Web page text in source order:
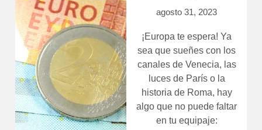
agosto 31, 2023
¡Europa te espera! Ya
sea que sueñes con los
canales de Venecia, las
luces de París o la
historia de Roma, hay
algo que no puede faltar
en tu equipaje: